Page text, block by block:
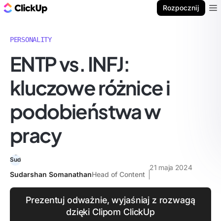
Rozpocznij
PERSONALITY
ENTP vs. INFJ:
kluczowe różnice i
podobieństwa w
pracy
Sudarshan SomanathanHead of Content
21 maja 2024
Prezentuj odważnie, wyjaśniaj z rozwagą
dzięki Clipom ClickUp